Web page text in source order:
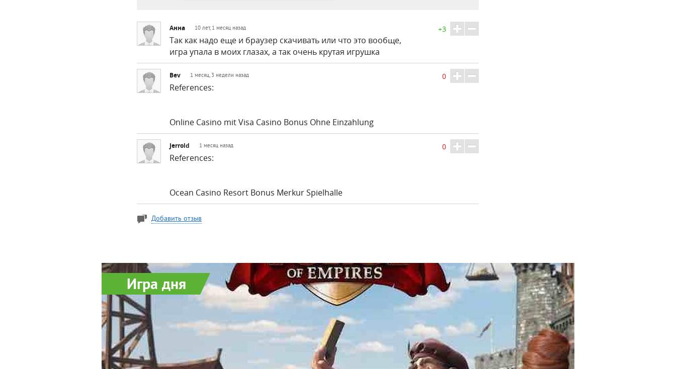
Анна 10 лет, 1 месяц назад
Так как надо еще и браузер скачивать или что это вообще,
игра упала в моих глазах, а так очень крутая игрушка
+3
Bev 1 месяц, 3 недели назад
References:
Online Casino mit Visa Casino Bonus Ohne Einzahlung
0
Jerrold 1 месяц назад
References:
Ocean Casino Resort Bonus Merkur Spielhalle
0
Добавить отзыв
Игра дня